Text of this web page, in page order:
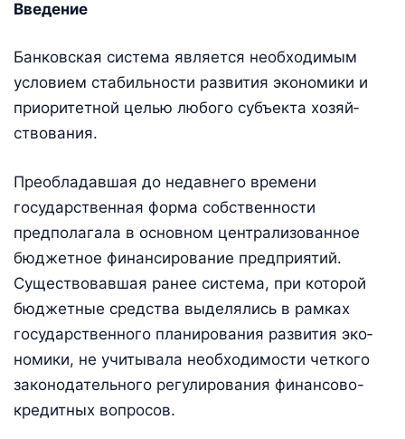
Введение
Банковская система является необходимым
условием стабильности разви­тия экономики и
приоритетной целью любого субъекта хозяй­
ствования.
Преобладавшая до недавнего времени
государственная форма собственности
предполагала в основном централизованное
бюджетное финансирование предприятий.
Существовавшая ранее система, при которой
бюджетные средства выделялись в рамках
государственного планирования развития эко­
номики, не учитывала необходимости четкого
законодательного регулирования финансово-
кредитных вопросов.